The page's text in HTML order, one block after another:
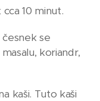
10 minut.
česnek se
koriandr,
kaši. Tuto kaši